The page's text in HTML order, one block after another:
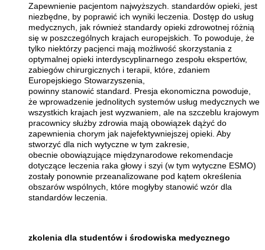
Zapewnienie pacjentom najwyższych. standardów opieki, jest
niezbędne, by poprawić ich wyniki leczenia. Dostęp do usług
medycznych, jak również standardy opieki zdrowotnej różnią
się w poszczególnych krajach europejskich. To powoduje, że
tylko niektórzy pacjenci mają możliwość skorzystania z
optymalnej opieki interdyscyplinarnego zespołu ekspertów,
zabiegów chirurgicznych i terapii, które, zdaniem
Europejskiego Stowarzyszenia,
powinny stanowić standard. Presja ekonomiczna powoduje,
że wprowadzenie jednolitych systemów usług medycznych we
wszystkich krajach jest wyzwaniem, ale na szczeblu krajowym
pracownicy służby zdrowia mają obowiązek dążyć do
zapewnienia chorym jak najefektywniejszej opieki. Aby
stworzyć dla nich wytyczne w tym zakresie,
obecnie obowiązujące międzynarodowe rekomendacje
dotyczące leczenia raka głowy i szyi (w tym wytyczne ESMO)
zostały ponownie przeanalizowane pod kątem określenia
obszarów wspólnych, które mogłyby stanowić wzór dla
standardów leczenia.
zkolenia dla studentów i środowiska medycznego